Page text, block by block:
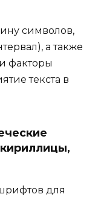
символов,
а также
факторы
текста в
для